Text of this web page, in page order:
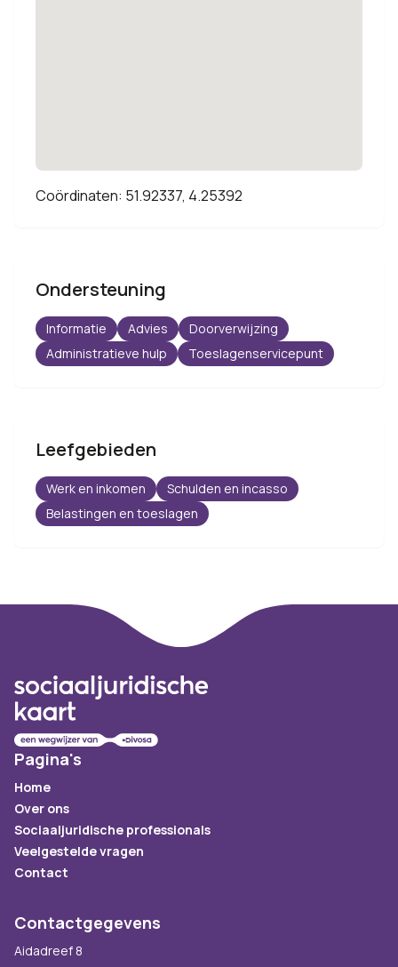
Coördinaten: 51.92337, 4.25392
Ondersteuning
Informatie Advies
Doorverwijzing
Administratieve hulp
Toeslagenservicepunt
Leefgebieden
Werk en inkomen
Schulden en incasso
Belastingen en toeslagen
Pagina's
Home
Over ons
Sociaaljuridische professionals
Veelgestelde vragen
Contact
Contactgegevens
Aidadreef 8